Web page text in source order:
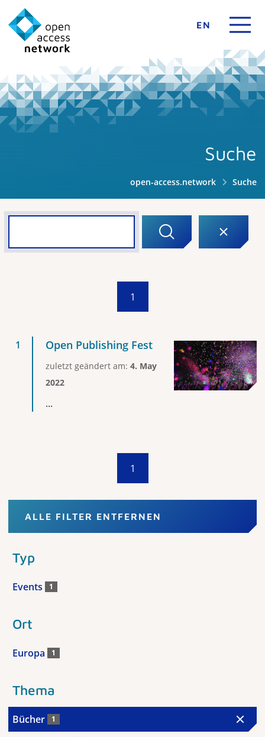
EN
Suche
open-access.network Suche
1
Open Publishing Fest
zuletzt geändert am: 4. May
2022
...
1
ALLE FILTER ENTFERNEN
Typ
Events 1
Ort
Europa 1
Thema
Bücher 1